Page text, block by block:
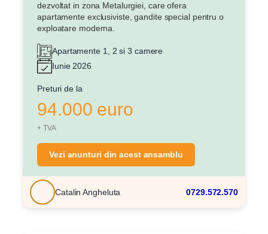
dezvoltat in zona Metalurgiei, care ofera
apartamente exclusiviste, gandite special pentru o
exploatare moderna.
Apartamente 1, 2 si 3 camere
Iunie 2026
Preturi de la
94.000 euro
+ TVA
Vezi anunturi din acest ansamblu
Catalin Angheluta 0729.572.570